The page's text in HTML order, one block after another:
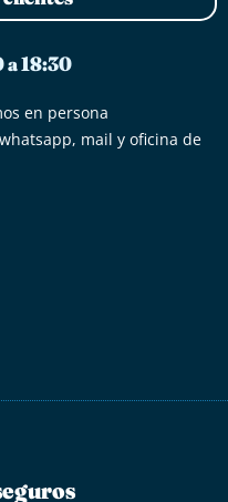
a 18:30
en persona
mail y oficina de